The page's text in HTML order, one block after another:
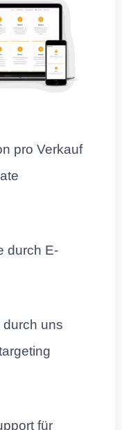
pro Verkauf
durch E-
uns
für